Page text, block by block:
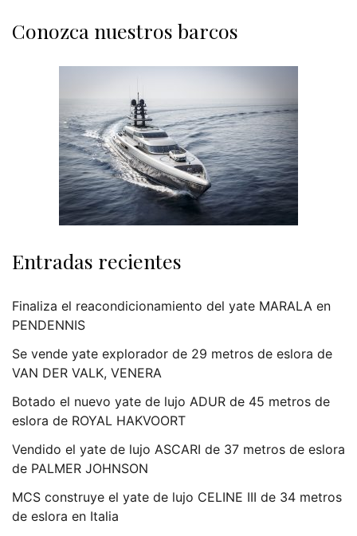
Conozca nuestros barcos
Entradas recientes
Finaliza el reacondicionamiento del yate MARALA en
PENDENNIS
Se vende yate explorador de 29 metros de eslora de
VAN DER VALK, VENERA
Botado el nuevo yate de lujo ADUR de 45 metros de
eslora de ROYAL HAKVOORT
Vendido el yate de lujo ASCARI de 37 metros de eslora
de PALMER JOHNSON
MCS construye el yate de lujo CELINE III de 34 metros
de eslora en Italia